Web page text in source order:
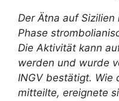
Der Ätna auf
Phase
Die Aktivität kann
werden und wurde
INGV bestätigt. Wie
mitteilte, ereignete